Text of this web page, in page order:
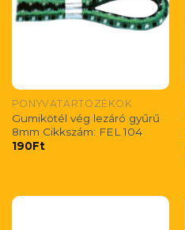
PONYVATARTOZÉKOK
Gumikötél vég lezáró gyűrű
8mm Cikkszám: FEL 104
190Ft